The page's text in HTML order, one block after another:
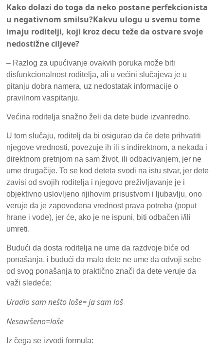
Kako dolazi do toga da neko postane perfekcionista
u negativnom smilsu?Kakvu ulogu u svemu tome
imaju roditelji, koji kroz decu teže da ostvare svoje
nedostižne ciljeve?
– Razlog za upućivanje ovakvih poruka može biti
disfunkcionalnost roditelja, ali u većini slučajeva je u
pitanju dobra namera, uz nedostatak informacije o
pravilnom vaspitanju.
Većina roditelja snažno želi da dete bude izvanredno.
U tom slučaju, roditelj da bi osigurao da će dete prihvatiti
njegove vrednosti, povezuje ih ili s indirektnom, a nekada i
direktnom pretnjom na sam život, ili odbacivanjem, jer ne
ume drugačije. To se kod deteta svodi na istu stvar, jer dete
zavisi od svojih roditelja i njegovo preživljavanje je i
objektivno uslovljeno njihovim prisustvom i ljubavlju, ono
veruje da je zapoveđena vrednost prava potreba (poput
hrane i vode), jer će, ako je ne ispuni, biti odbačen i/ili
umreti.
Budući da dosta roditelja ne ume da razdvoje biće od
ponašanja, i budući da malo dete ne ume da odvoji sebe
od svog ponašanja to praktično znači da dete veruje da
važi sledeće:
Uradio sam nešto loše= ja sam loš
Nesavršeno=loše
Iz čega se izvodi formula: